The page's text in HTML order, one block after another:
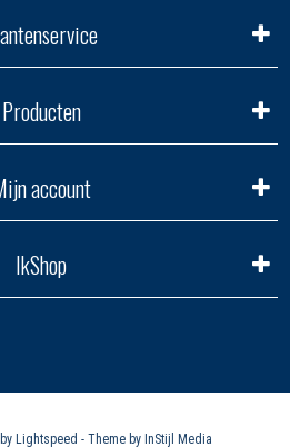
Producten
account
IkShop
Lightspeed - Theme by InStijl Media